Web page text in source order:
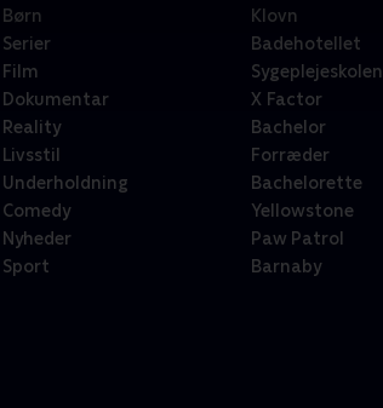
Børn
Serier
Film
Dokumentar
Reality
Livsstil
Underholdning
Comedy
Nyheder
Sport
Klovn
Badehotellet
Sygeplejeskolen
X Factor
Bachelor
Forræder
Bachelorette
Yellowstone
Paw Patrol
Barnaby